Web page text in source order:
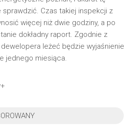
Czas takiej inspekcji z
więcej niż dwie godziny, a po
dokładny raport. Zgodnie z
leżeć będzie wyjaśnienie
jednego miesiąca.